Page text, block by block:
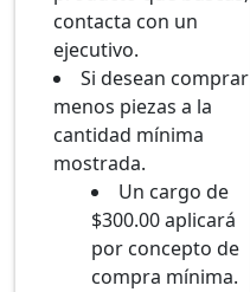
contacta con un
ejecutivo.
Si desean comprar
menos piezas a la
cantidad mínima
mostrada.
Un cargo de
$300.00 aplicará
por concepto de
compra mínima.